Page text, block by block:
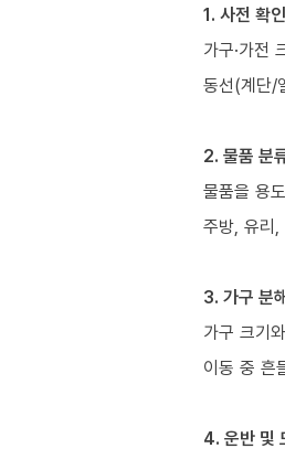
1. 사전 확
가구·가전
동선(계단/
2. 물품 분
물품을 용
주방, 유리
3. 가구 분
가구 크기
이동 중 흔
4. 운반 및